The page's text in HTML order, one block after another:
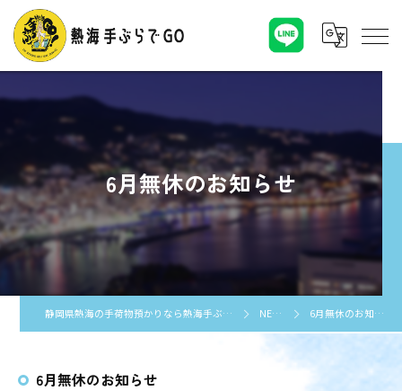
6月無休のお知らせ
静岡県熱海の手荷物預かりなら熱海手ぶらでGO NEWS 6月無休のお知らせ
6月無休のお知らせ